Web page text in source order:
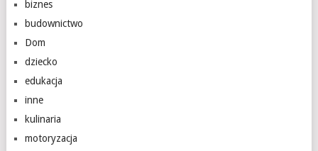
biznes
budownictwo
Dom
dziecko
edukacja
inne
kulinaria
motoryzacja